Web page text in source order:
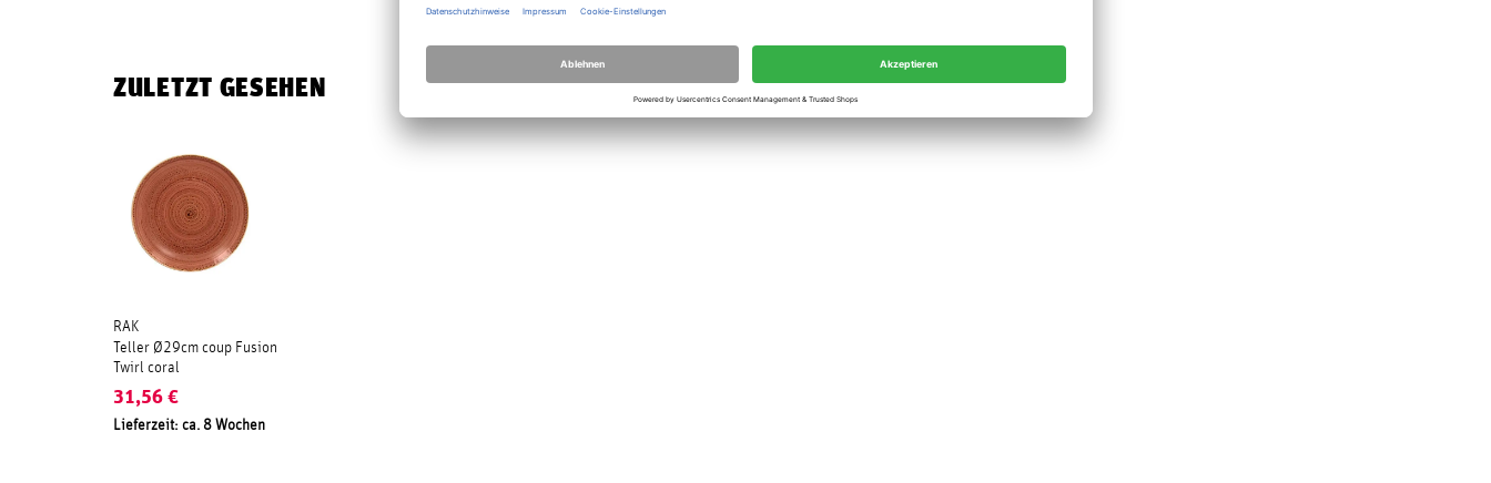
ZULETZT GESEHEN
RAK
Teller Ø29cm coup Fusion
Twirl coral
31,56 €
Lieferzeit: ca. 8 Wochen